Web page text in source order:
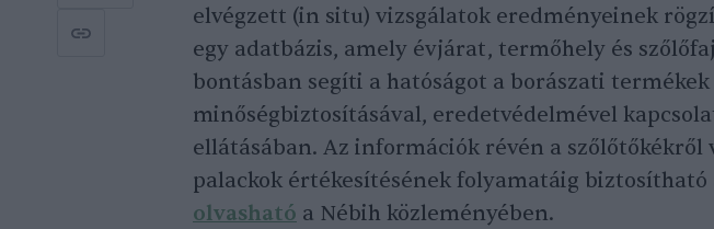
elvégzett (in situ) vizsgálatok eredményeinek
egy adatbázis, amely évjárat, termőhely és
bontásban segíti a hatóságot a borászati termékek
minőségbiztosításával, eredetvédelmével
ellátásában. Az információk révén a szőlőtőkékről
palackok értékesítésének folyamatáig biztosítható
olvasható a Nébih közleményében.